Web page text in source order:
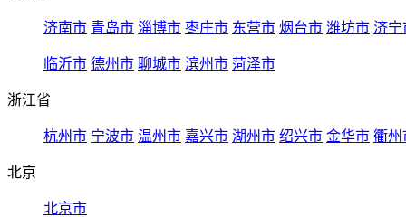
济南市 青岛市 淄博市 枣庄市 东营市 烟台市 潍坊市 济宁
临沂市 德州市 聊城市 滨州市 菏泽市
浙江省
杭州市 宁波市 温州市 嘉兴市 湖州市 绍兴市 金华市 衢州
北京
北京市